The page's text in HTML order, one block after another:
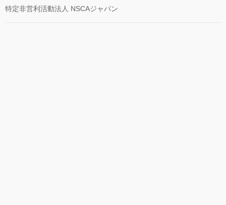
特定非営利活動法人 NSCAジャパン